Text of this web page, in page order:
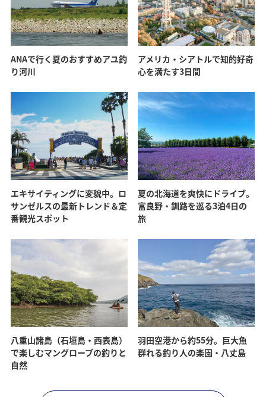
ANAで行く夏のおすすめアユ釣
り河川
アメリカ・シアトルで知的好奇
心を満たす3日間
エキサイティングに変貌中。ロ
サンゼルスの最新トレンド＆定
番観光スポット
夏の北海道を爽快にドライブ。
富良野・釧路を巡る3泊4日の
旅
八重山諸島（石垣島・西表島）
で楽しむマングローブの釣りと
自然
羽田空港から約55分。巨大魚
群れる釣り人の楽園・八丈島